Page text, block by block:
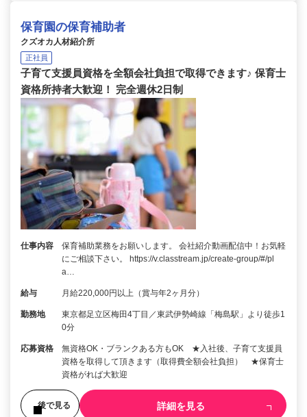
保育園の保育補助者
クズオカ人材紹介所
正社員
子育て支援員資格を全額会社負担で取得できます♪ 保育士
資格所持者大歓迎！ 完全週休2日制
仕事内容
保育補助業務をお願いします。 会社紹介動画配信中！お気軽
にご相談下さい。 https://v.classtream.jp/create-group/#/pl
a…
給与 月給220,000円以上（賞与年2ヶ月分）
勤務地
東京都足立区梅田4丁目／東武伊勢崎線「梅島駅」より徒歩1
0分
応募資格
無資格OK・ブランクある方もOK ★入社後、子育て支援員
資格を取得して頂きます（取得費全額会社負担） ★保育士
資格がれば大歓迎
後で見る 詳細を見る